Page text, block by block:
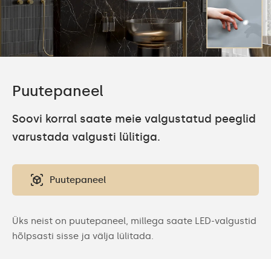
Puutepaneel
Soovi korral saate meie valgustatud peeglid
varustada valgusti lülitiga.
Puutepaneel
Üks neist on puutepaneel, millega saate LED-valgustid
hõlpsasti sisse ja välja lülitada.